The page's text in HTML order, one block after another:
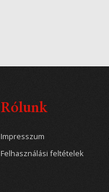
Rólunk
Impresszum
Felhasználási feltételek